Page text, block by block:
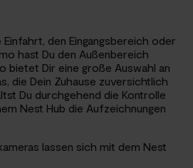
den Eingangsbereich oder
hast Du den Außenbereich
bietet Dir eine große Auswahl an
die Dein Zuhause zuversichtlich
Du durchgehend die Kontrolle
Nest Hub die Aufzeichnungen
lassen sich mit dem Nest